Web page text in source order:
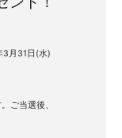
3月31日(水)
ご当選後、